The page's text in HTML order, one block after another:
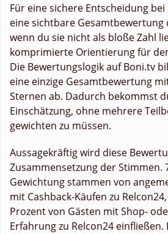
Für eine sichere Entscheidung
eine sichtbare Gesamtbewertung
wenn du sie nicht als bloße Zahl
komprimierte Orientierung für
Die Bewertungslogik auf Boni.tv
eine einzige Gesamtbewertung
Sternen ab. Dadurch bekommst
Einschätzung, ohne mehrere
gewichten zu müssen.
Aussagekräftig wird diese
Zusammensetzung der Stimmen.
Gewichtung stammen von
mit Cashback-Käufen zu
Prozent von Gästen mit Shop-
Erfahrung zu Relcon24